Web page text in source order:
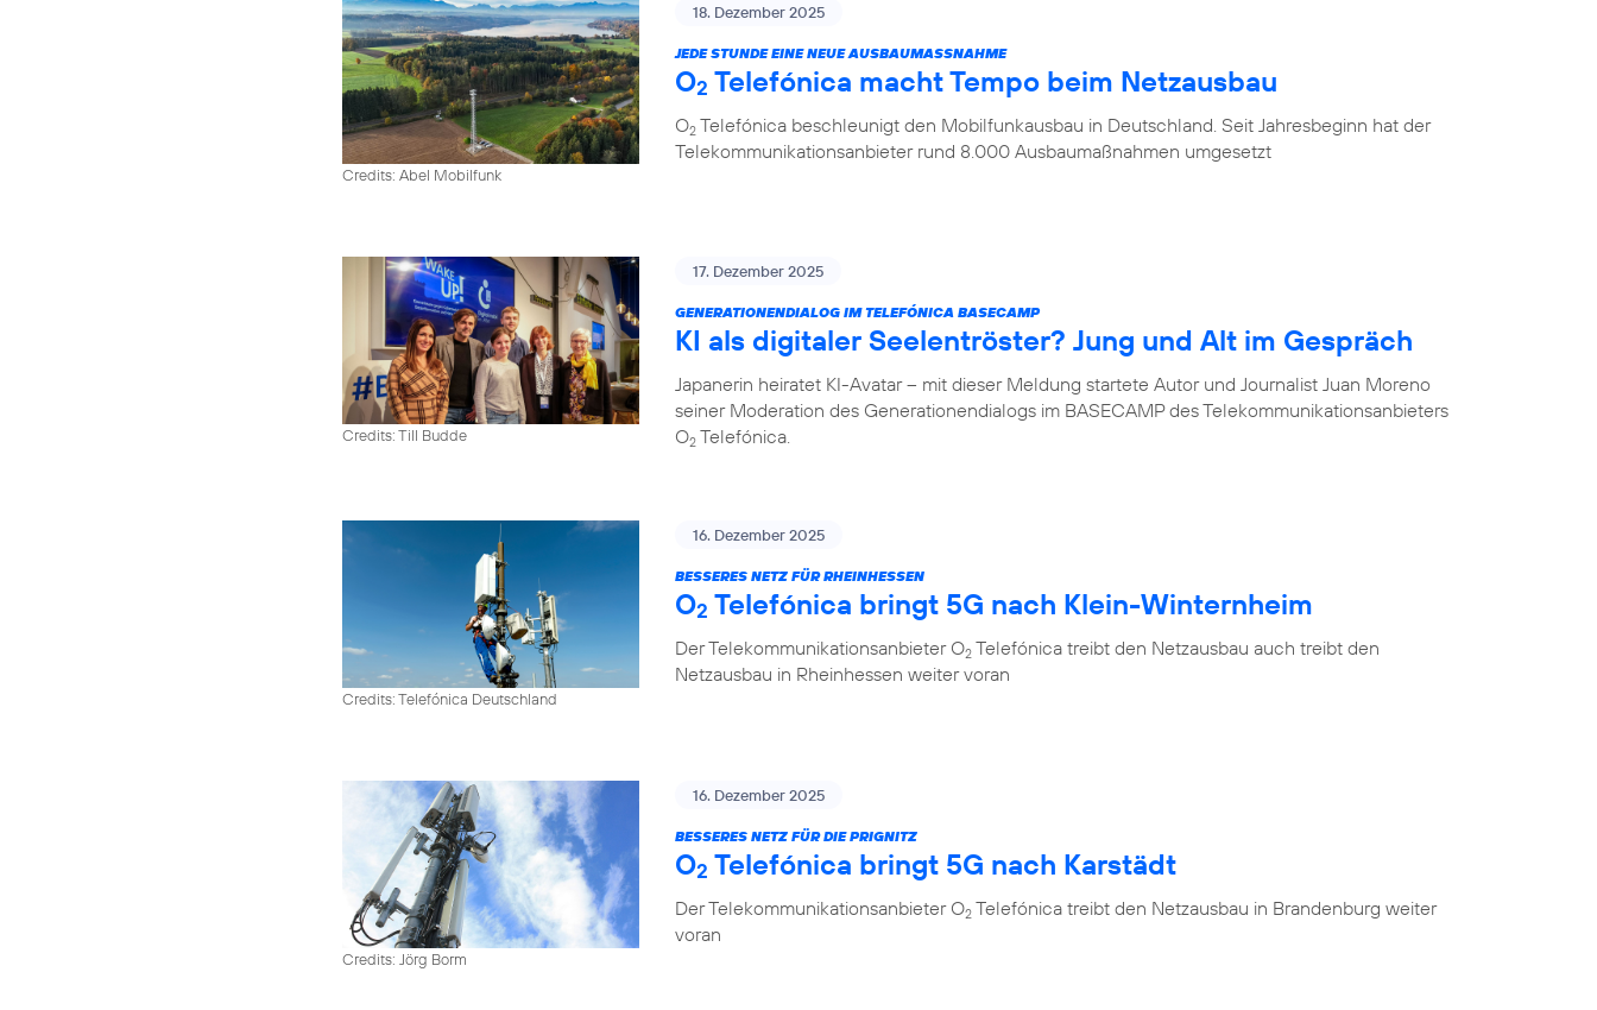
Credits: Abel Mobilfunk
18. Dezember 2025
JEDE STUNDE EINE NEUE AUSBAUMASSNAHME
O2 Telefónica macht Tempo beim Netzausbau
O2 Telefónica beschleunigt den Mobilfunkausbau in Deutschland. Seit Jahresbeginn hat der
Telekommunikationsanbieter rund 8.000 Ausbaumaßnahmen umgesetzt
Credits: Till Budde
17. Dezember 2025
GENERATIONENDIALOG IM TELEFÓNICA BASECAMP
KI als digitaler Seelentröster? Jung und Alt im Gespräch
Japanerin heiratet KI-Avatar – mit dieser Meldung startete Autor und Journalist Juan Moreno
seiner Moderation des Generationendialogs im BASECAMP des Telekommunikationsanbieters
O2 Telefónica.
Credits: Telefónica Deutschland
16. Dezember 2025
BESSERES NETZ FÜR RHEINHESSEN
O2 Telefónica bringt 5G nach Klein-Winternheim
Der Telekommunikationsanbieter O2 Telefónica treibt den Netzausbau auch treibt den
Netzausbau in Rheinhessen weiter voran
Credits: Jörg Borm
16. Dezember 2025
BESSERES NETZ FÜR DIE PRIGNITZ
O2 Telefónica bringt 5G nach Karstädt
Der Telekommunikationsanbieter O2 Telefónica treibt den Netzausbau in Brandenburg weiter
voran